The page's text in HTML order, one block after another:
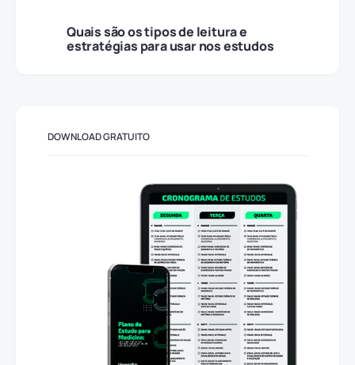
Quais são os tipos de leitura e
estratégias para usar nos estudos
DOWNLOAD GRATUITO